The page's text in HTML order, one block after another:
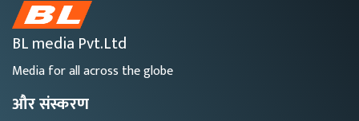
BL media Pvt.Ltd
Media for all across the globe
और संस्करण